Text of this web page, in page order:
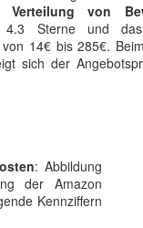
von
4.3 Sterne und
14€ bis 285€.
sich der
: Abbildung
der Amazon
Kennziffern